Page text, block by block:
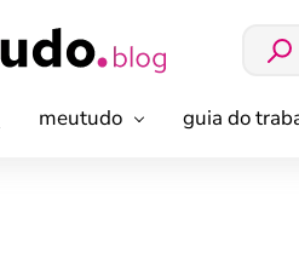
meutudo guia do